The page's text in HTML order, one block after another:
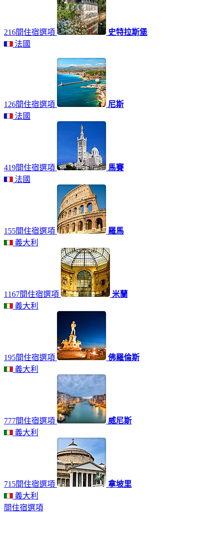
216間住宿選項
史特拉斯堡
法國
126間住宿選項
尼斯
法國
419間住宿選項
馬賽
法國
155間住宿選項
羅馬
義大利
1167間住宿選項
米蘭
義大利
195間住宿選項
佛羅倫斯
義大利
777間住宿選項
威尼斯
義大利
715間住宿選項
拿坡里
義大利
間住宿選項